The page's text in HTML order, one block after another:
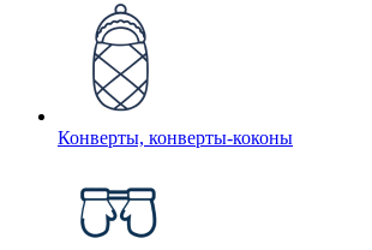
Конверты, конверты-коконы